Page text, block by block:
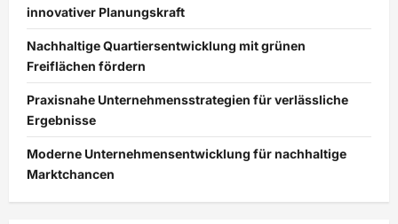
innovativer Planungskraft
Nachhaltige Quartiersentwicklung mit grünen
Freiflächen fördern
Praxisnahe Unternehmensstrategien für verlässliche
Ergebnisse
Moderne Unternehmensentwicklung für nachhaltige
Marktchancen